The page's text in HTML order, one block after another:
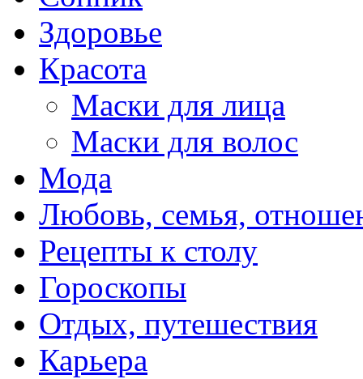
Здоровье
Красота
Маски для лица
Маски для волос
Мода
Любовь, семья,
Рецепты к столу
Гороскопы
Отдых, путешествия
Карьера